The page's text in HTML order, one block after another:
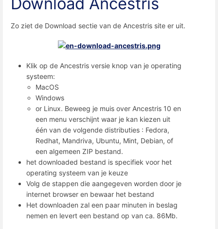
Zo ziet de Download sectie van de Ancestris site er uit.
Klik op de Ancestris versie knop van je operating
systeem:
MacOS
Windows
or Linux. Beweeg je muis over Ancestris 10 en
een menu verschijnt waar je kan kiezen uit
één van de volgende distributies : Fedora,
Redhat, Mandriva, Ubuntu, Mint, Debian, of
een algemeen ZIP bestand.
het downloaded bestand is specifiek voor het
operating systeem van je keuze
Volg de stappen die aangegeven worden door je
internet browser en bewaar het bestand
Het downloaden zal een paar minuten in beslag
nemen en levert een bestand op van ca. 86Mb.